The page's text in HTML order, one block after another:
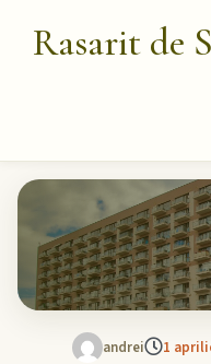
Rasarit de
andrei 1